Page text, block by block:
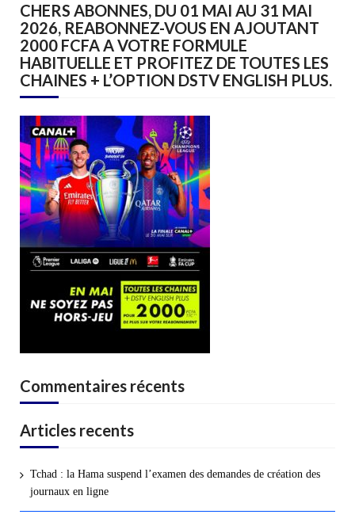
CHERS ABONNES, DU 01 MAI AU 31 MAI
2026, REABONNEZ-VOUS EN AJOUTANT
2000 FCFA A VOTRE FORMULE
HABITUELLE ET PROFITEZ DE TOUTES LES
CHAINES + L’OPTION DSTV ENGLISH PLUS.
Commentaires récents
Articles recents
Tchad : la Hama suspend l’examen des demandes de création des
journaux en ligne